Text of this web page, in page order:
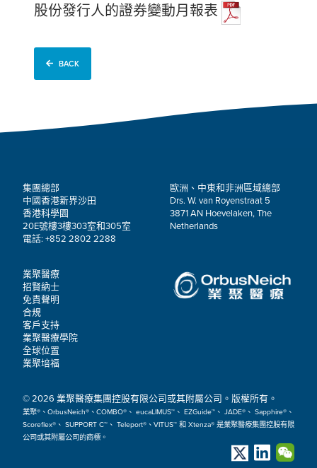
股份發行人的證券變動月報表
BACK
集團總部
中國香港新界沙田
香港科學園
20E號樓3樓303室和305室
電話: +852 2802 2288
歐洲、中東和非洲區域總部
Drs. W. van Royenstraat 5
3871 AN Hoevelaken, The
Netherlands
業聚醫療
招賢納士
免責聲明
合規
客戶支持
業聚醫療學院
全球位置
業聚培福
© 2026 業聚醫療集團控股有限公司或其附屬公司。版權所有。
業聚®、OrbusNeich®、COMBO®、 eucaLIMUS™、 EZGuide™、 JADE®、 Sapphire®、
Scoreflex®、 SUPPORT C™、 Teleport®、VITUS™ 和 Xtenza® 是業聚醫療集團控股有限
公司或其附屬公司的商標。